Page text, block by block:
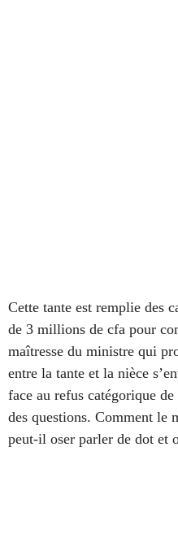
Cette tante est remplie des
de 3 millions de cfa pour
maîtresse du ministre qui
entre la tante et la nièce
face au refus catégorique
des questions. Comment le
peut-il oser parler de dot et